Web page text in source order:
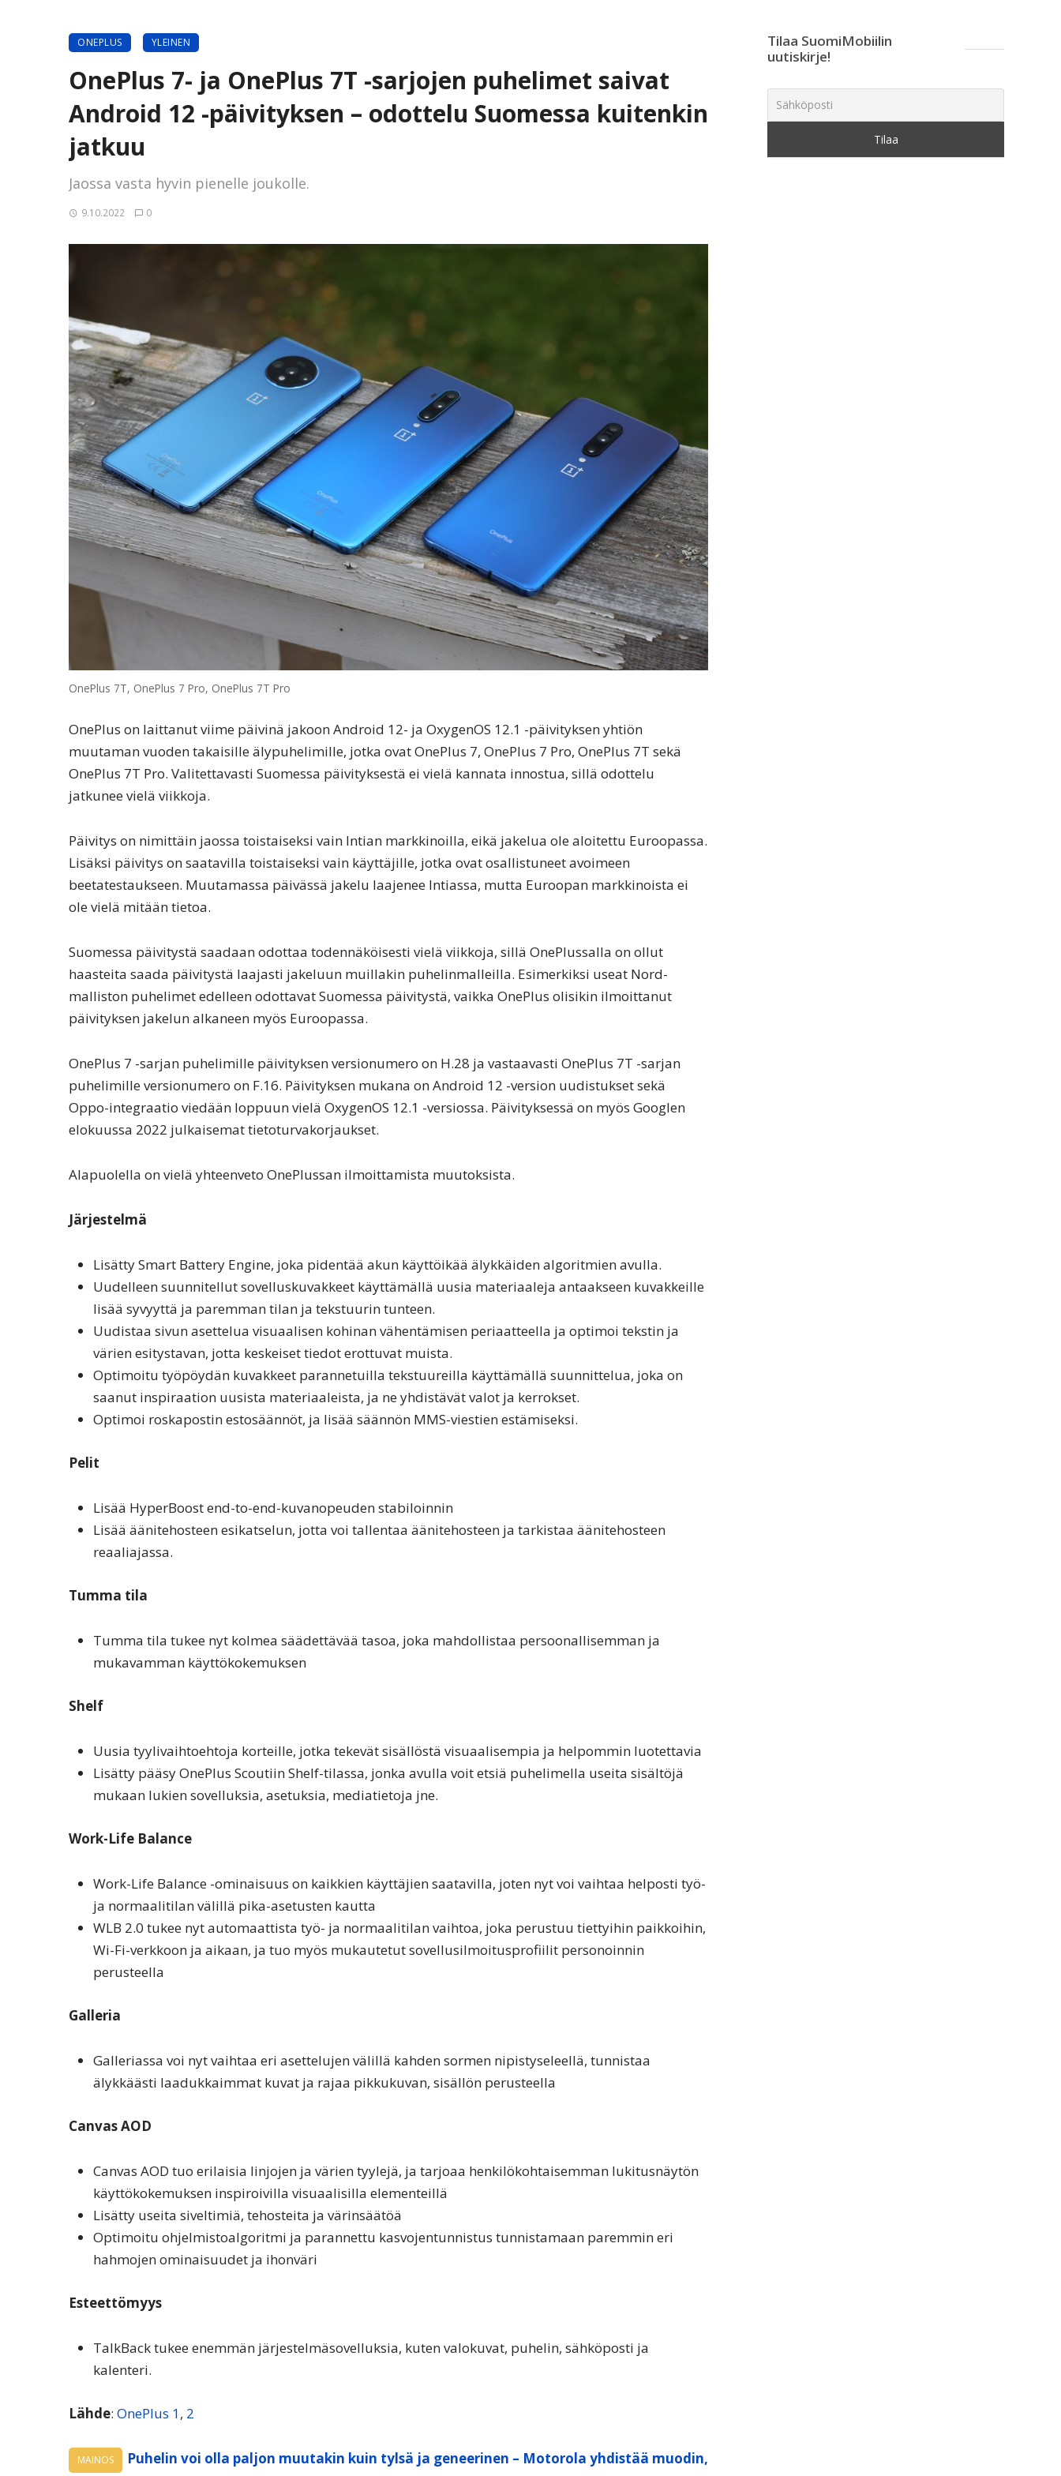
ONEPLUS YLEINEN
OnePlus 7- ja OnePlus 7T -sarjojen puhelimet saivat
Android 12 -päivityksen – odottelu Suomessa kuitenkin
jatkuu
Jaossa vasta hyvin pienelle joukolle.
9.10.2022 0
OnePlus 7T, OnePlus 7 Pro, OnePlus 7T Pro
OnePlus on laittanut viime päivinä jakoon Android 12- ja OxygenOS 12.1 -päivityksen yhtiön
muutaman vuoden takaisille älypuhelimille, jotka ovat OnePlus 7, OnePlus 7 Pro, OnePlus 7T sekä
OnePlus 7T Pro. Valitettavasti Suomessa päivityksestä ei vielä kannata innostua, sillä odottelu
jatkunee vielä viikkoja.
Päivitys on nimittäin jaossa toistaiseksi vain Intian markkinoilla, eikä jakelua ole aloitettu Euroopassa.
Lisäksi päivitys on saatavilla toistaiseksi vain käyttäjille, jotka ovat osallistuneet avoimeen
beetatestaukseen. Muutamassa päivässä jakelu laajenee Intiassa, mutta Euroopan markkinoista ei
ole vielä mitään tietoa.
Suomessa päivitystä saadaan odottaa todennäköisesti vielä viikkoja, sillä OnePlussalla on ollut
haasteita saada päivitystä laajasti jakeluun muillakin puhelinmalleilla. Esimerkiksi useat Nord-
malliston puhelimet edelleen odottavat Suomessa päivitystä, vaikka OnePlus olisikin ilmoittanut
päivityksen jakelun alkaneen myös Euroopassa.
OnePlus 7 -sarjan puhelimille päivityksen versionumero on H.28 ja vastaavasti OnePlus 7T -sarjan
puhelimille versionumero on F.16. Päivityksen mukana on Android 12 -version uudistukset sekä
Oppo-integraatio viedään loppuun vielä OxygenOS 12.1 -versiossa. Päivityksessä on myös Googlen
elokuussa 2022 julkaisemat tietoturvakorjaukset.
Alapuolella on vielä yhteenveto OnePlussan ilmoittamista muutoksista.
Järjestelmä
Lisätty Smart Battery Engine, joka pidentää akun käyttöikää älykkäiden algoritmien avulla.
Uudelleen suunnitellut sovelluskuvakkeet käyttämällä uusia materiaaleja antaakseen kuvakkeille
lisää syvyyttä ja paremman tilan ja tekstuurin tunteen.
Uudistaa sivun asettelua visuaalisen kohinan vähentämisen periaatteella ja optimoi tekstin ja
värien esitystavan, jotta keskeiset tiedot erottuvat muista.
Optimoitu työpöydän kuvakkeet parannetuilla tekstuureilla käyttämällä suunnittelua, joka on
saanut inspiraation uusista materiaaleista, ja ne yhdistävät valot ja kerrokset.
Optimoi roskapostin estosäännöt, ja lisää säännön MMS-viestien estämiseksi.
Pelit
Lisää HyperBoost end-to-end-kuvanopeuden stabiloinnin
Lisää äänitehosteen esikatselun, jotta voi tallentaa äänitehosteen ja tarkistaa äänitehosteen
reaaliajassa.
Tumma tila
Tumma tila tukee nyt kolmea säädettävää tasoa, joka mahdollistaa persoonallisemman ja
mukavamman käyttökokemuksen
Shelf
Uusia tyylivaihtoehtoja korteille, jotka tekevät sisällöstä visuaalisempia ja helpommin luotettavia
Lisätty pääsy OnePlus Scoutiin Shelf-tilassa, jonka avulla voit etsiä puhelimella useita sisältöjä
mukaan lukien sovelluksia, asetuksia, mediatietoja jne.
Work-Life Balance
Work-Life Balance -ominaisuus on kaikkien käyttäjien saatavilla, joten nyt voi vaihtaa helposti työ-
ja normaalitilan välillä pika-asetusten kautta
WLB 2.0 tukee nyt automaattista työ- ja normaalitilan vaihtoa, joka perustuu tiettyihin paikkoihin,
Wi-Fi-verkkoon ja aikaan, ja tuo myös mukautetut sovellusilmoitusprofiilit personoinnin
perusteella
Galleria
Galleriassa voi nyt vaihtaa eri asettelujen välillä kahden sormen nipistyseleellä, tunnistaa
älykkäästi laadukkaimmat kuvat ja rajaa pikkukuvan, sisällön perusteella
Canvas AOD
Canvas AOD tuo erilaisia linjojen ja värien tyylejä, ja tarjoaa henkilökohtaisemman lukitusnäytön
käyttökokemuksen inspiroivilla visuaalisilla elementeillä
Lisätty useita siveltimiä, tehosteita ja värinsäätöä
Optimoitu ohjelmistoalgoritmi ja parannettu kasvojentunnistus tunnistamaan paremmin eri
hahmojen ominaisuudet ja ihonväri
Esteettömyys
TalkBack tukee enemmän järjestelmäsovelluksia, kuten valokuvat, puhelin, sähköposti ja
kalenteri.
Lähde: OnePlus 1, 2
MAINOS Puhelin voi olla paljon muutakin kuin tylsä ja geneerinen – Motorola yhdistää muodin,
Tilaa SuomiMobiilin
uutiskirje!